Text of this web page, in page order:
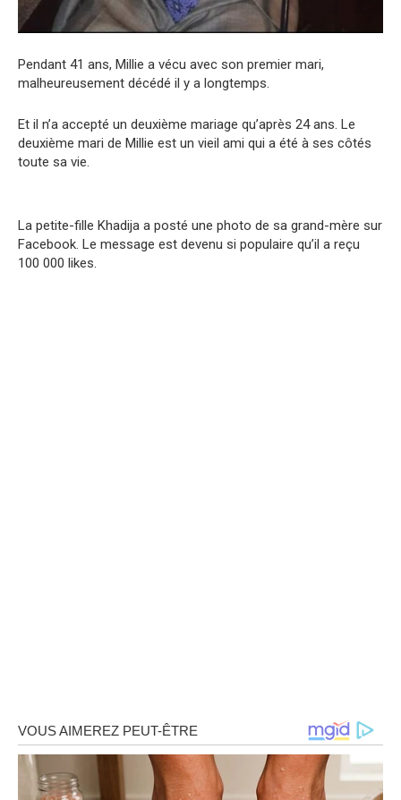
Pendant 41 ans, Millie a vécu avec son premier mari,
malheureusement décédé il y a longtemps.
Et il n’a accepté un deuxième mariage qu’après 24 ans. Le
deuxième mari de Millie est un vieil ami qui a été à ses côtés
toute sa vie.
La petite-fille Khadija a posté une photo de sa grand-mère sur
Facebook. Le message est devenu si populaire qu’il a reçu
100 000 likes.